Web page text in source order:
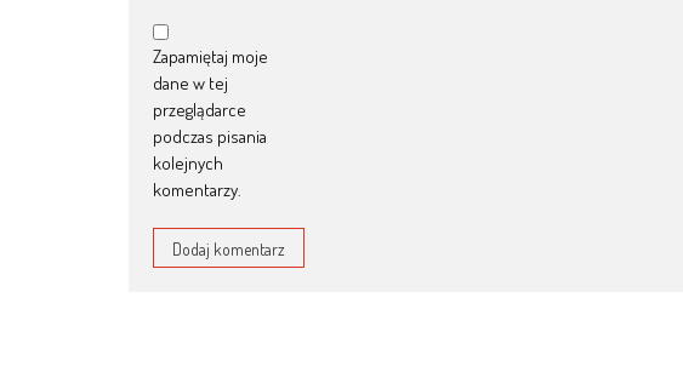
Zapamiętaj moje
dane w tej
przeglądarce
podczas pisania
kolejnych
komentarzy.